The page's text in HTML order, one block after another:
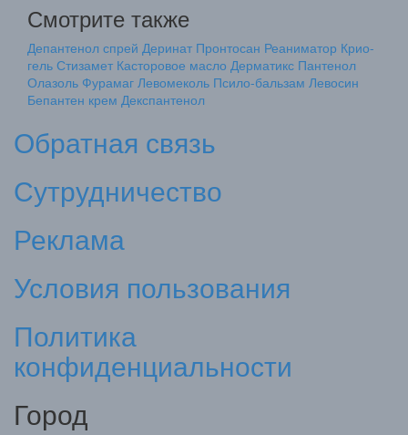
Смотрите также
Депантенол спрей Деринат Пронтосан Реаниматор Крио-
гель Стизамет Касторовое масло Дерматикс Пантенол
Олазоль Фурамаг Левомеколь Псило-бальзам Левосин
Бепантен крем Декспантенол
Обратная связь
Сутрудничество
Реклама
Условия пользования
Политика
конфиденциальности
Город